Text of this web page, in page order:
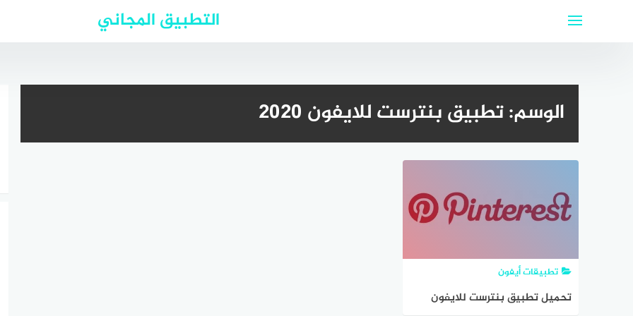
التطبيق المجاني
الوسم:تطبيق بنترست للايفون 2020
تطبيقات أيفون
تحميل تطبيق بنترست للايفون